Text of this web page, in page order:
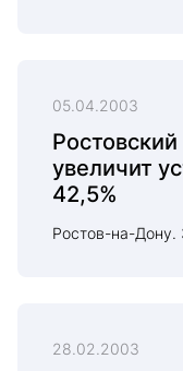
05.04.2003
увеличит
42,5%
Ростов-на-
28.02.2003